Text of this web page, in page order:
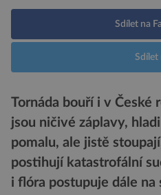
Sdílet na
Sdílet
Tornáda bouří i v České
jsou ničivé záplavy,
pomalu, ale jistě
postihují katastrofální
i flóra postupuje dále na